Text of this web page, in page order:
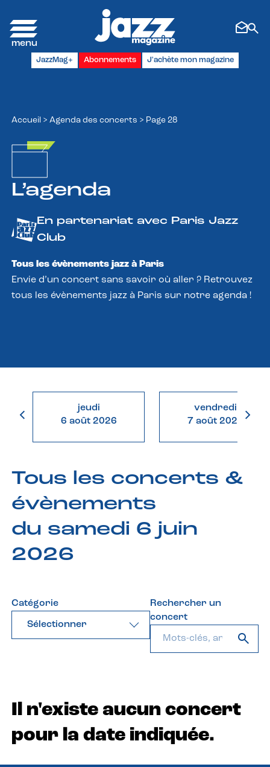
JazzMag+ Abonnements J'achète mon magazine
Accueil > Agenda des concerts > Page 28
L’agenda
En partenariat avec Paris Jazz
Club
Tous les évènements jazz à Paris
Envie d’un concert sans savoir où aller ? Retrouvez
tous les évènements jazz à Paris sur notre agenda !
jeudi
6 août 2026
vendredi
7 août 2026
Tous les concerts &
évènements
du samedi 6 juin
2026
Catégorie
Sélectionner
Rechercher un
concert
Il n'existe aucun concert
pour la date indiquée.